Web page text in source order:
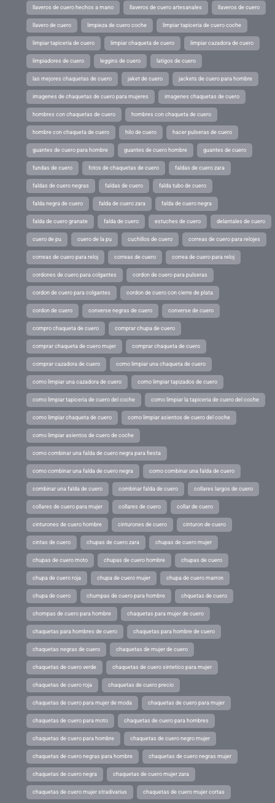
llaveros de cuero hechos a mano llaveros de cuero artesanales llaveros de cuero
llavero de cuero limpieza de cuero coche limpiar tapiceria de cuero coche
limpiar tapiceria de cuero limpiar chaqueta de cuero limpiar cazadora de cuero
limpiadores de cuero leggins de cuero latigos de cuero
las mejores chaquetas de cuero jaket de cuero jackets de cuero para hombre
imagenes de chaquetas de cuero para mujeres imagenes chaquetas de cuero
hombres con chaquetas de cuero hombres con chaqueta de cuero
hombre con chaqueta de cuero hilo de cuero hacer pulseras de cuero
guantes de cuero para hombre guantes de cuero hombre guantes de cuero
fundas de cuero fotos de chaquetas de cuero faldas de cuero zara
faldas de cuero negras faldas de cuero falda tubo de cuero
falda negra de cuero falda de cuero zara falda de cuero negra
falda de cuero granate falda de cuero estuches de cuero delantales de cuero
cuero de pu cuero de la pu cuchillos de cuero correas de cuero para relojes
correas de cuero para reloj correas de cuero correa de cuero para reloj
cordones de cuero para colgantes cordon de cuero para pulseras
cordon de cuero para colgantes cordon de cuero con cierre de plata
cordon de cuero converse negras de cuero converse de cuero
compro chaqueta de cuero comprar chupa de cuero
comprar chaqueta de cuero mujer comprar chaqueta de cuero
comprar cazadora de cuero como limpiar una chaqueta de cuero
como limpiar una cazadora de cuero como limpiar tapizados de cuero
como limpiar tapiceria de cuero del coche como limpiar la tapiceria de cuero del coche
como limpiar chaqueta de cuero como limpiar asientos de cuero del coche
como limpiar asientos de cuero de coche
como combinar una falda de cuero negra para fiesta
como combinar una falda de cuero negra como combinar una falda de cuero
combinar una falda de cuero combinar falda de cuero collares largos de cuero
collares de cuero para mujer collares de cuero collar de cuero
cinturones de cuero hombre cinturones de cuero cinturon de cuero
cintas de cuero chupas de cuero zara chupas de cuero mujer
chupas de cuero moto chupas de cuero hombre chupas de cuero
chupa de cuero roja chupa de cuero mujer chupa de cuero marron
chupa de cuero chumpas de cuero para hombre chquetas de cuero
chompas de cuero para hombre chaquetas para mujer de cuero
chaquetas para hombres de cuero chaquetas para hombre de cuero
chaquetas negras de cuero chaquetas de mujer de cuero
chaquetas de cuero verde chaquetas de cuero sintetico para mujer
chaquetas de cuero roja chaquetas de cuero precio
chaquetas de cuero para mujer de moda chaquetas de cuero para mujer
chaquetas de cuero para moto chaquetas de cuero para hombres
chaquetas de cuero para hombre chaquetas de cuero negro mujer
chaquetas de cuero negras para hombre chaquetas de cuero negras mujer
chaquetas de cuero negra chaquetas de cuero mujer zara
chaquetas de cuero mujer stradivarius chaquetas de cuero mujer cortas